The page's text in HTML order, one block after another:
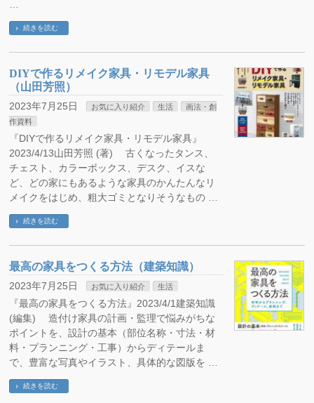
続きを読む
DIYで作るリメイク家具・リモデル家具
（山田芳照）
2023年7月25日 お気に入り紹介 生活
画法・創
作資料
『DIYで作るリメイク家具・リモデル家具』
2023/4/13山田芳照 (著) 古くなったタンス、
チェスト、カラーボックス、デスク、イスな
ど、どの家にもあるような家具のかんたんなリ
メイクをはじめ、粗大ゴミとなりそうなもの …
続きを読む
最高の家具をつくる方法（建築知識）
2023年7月25日 お気に入り紹介 生活
『最高の家具をつくる方法』2023/4/1建築知識
(編集) 造付け家具の計画・監理で悩みがちな
ポイントを、設計の基本（部位名称・寸法・材
料・プランニング・工事）からディテールま
で、豊富な写真やイラスト、具体的な図版を …
続きを読む